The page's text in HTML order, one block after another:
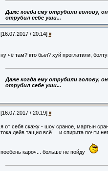
Даже когда ему отрубили голову,
отрубил себе уши...
[16.07.2017 / 20:14] #
ну чё там? кто был? хуй проглатили,
Даже когда ему отрубили голову,
отрубил себе уши...
[16.07.2017 / 20:19] #
я от себя скажу - шоу сраное, мартын
тока дейв тащил всё.... и спирита почти
поебень кароч... больше не пойду